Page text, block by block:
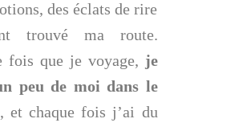
des éclats de rire
trouvé ma route.
fois que je voyage, je
peu de moi dans le
, et chaque fois j’ai du